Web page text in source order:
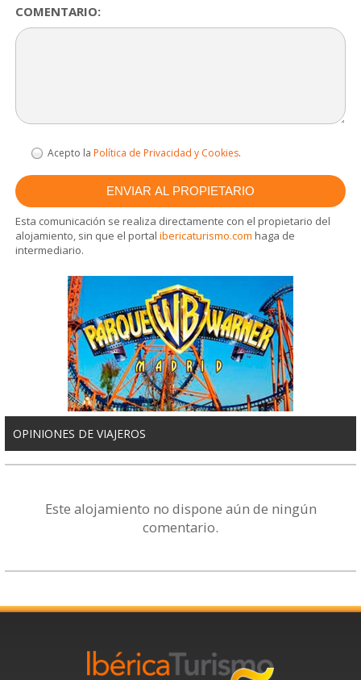
COMENTARIO:
Acepto la Política de Privacidad y Cookies.
Esta comunicación se realiza directamente con el propietario del
alojamiento, sin que el portalibericaturismo.com haga de
intermediario.
OPINIONES DE VIAJEROS
Este alojamiento no dispone aún de ningún
comentario.